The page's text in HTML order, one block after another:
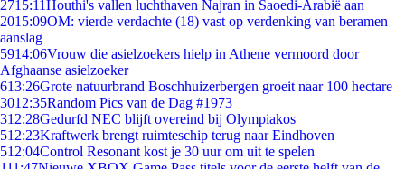
2715:11Houthi's vallen luchthaven Najran in Saoedi-Arabië aan
2015:09OM: vierde verdachte (18) vast op verdenking van beramen
aanslag
5914:06Vrouw die asielzoekers hielp in Athene vermoord door
Afghaanse asielzoeker
613:26Grote natuurbrand Boschhuizerbergen groeit naar 100 hectare
3012:35Random Pics van de Dag #1973
312:28Gedurfd NEC blijft overeind bij Olympiakos
512:23Kraftwerk brengt ruimteschip terug naar Eindhoven
512:04Control Resonant kost je 30 uur om uit te spelen